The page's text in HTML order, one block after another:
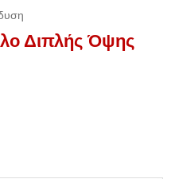
Διπλής Όψης